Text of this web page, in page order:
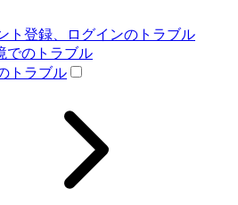
ト登録、ログインのトラブル
でのトラブル
トラブル